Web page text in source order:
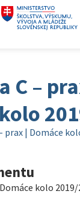
C –
prax | Domáce
kolo 2019/